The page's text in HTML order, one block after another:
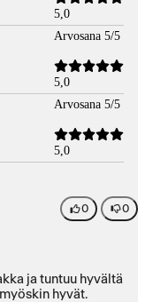
5,0
Arvosana 5/5
5,0
Arvosana 5/5
5,0
0 0
ja tuntuu hyvältä
hyvät.